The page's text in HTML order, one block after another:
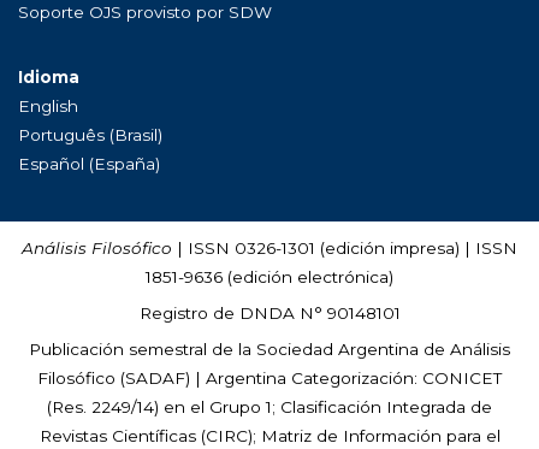
Soporte OJS provisto por SDW
Idioma
English
Português (Brasil)
Español (España)
Análisis Filosófico | ISSN 0326-1301 (edición impresa) | ISSN
1851-9636 (edición electrónica)
Registro de DNDA N° 90148101
Publicación semestral de la Sociedad Argentina de Análisis
Filosófico (SADAF) | Argentina Categorización: CONICET
(Res. 2249/14) en el Grupo 1; Clasificación Integrada de
Revistas Científicas (CIRC); Matriz de Información para el